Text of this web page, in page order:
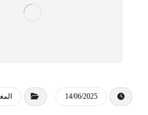
14/06/2025